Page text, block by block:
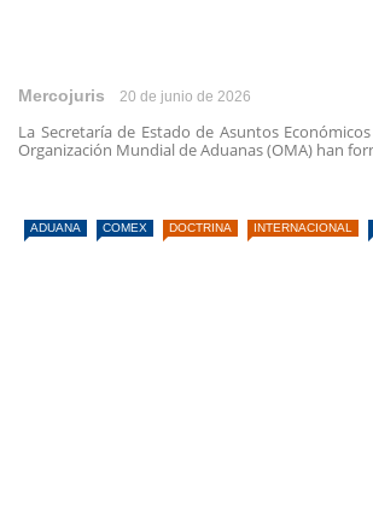
Mercojuris 20 de junio de 2026
La Secretaría de Estado de Asuntos
Organización Mundial de Aduanas (OMA) han
ADUANA COMEX DOCTRINA INTERNACIONAL